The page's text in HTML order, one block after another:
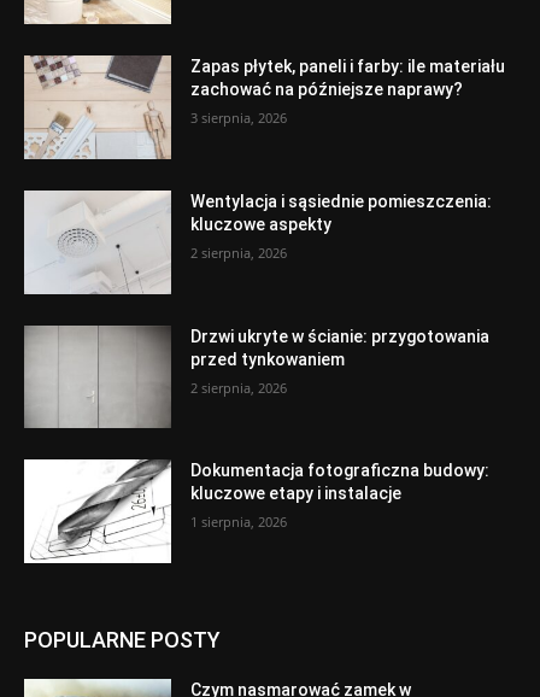
Zapas płytek, paneli i farby: ile materiału
zachować na późniejsze naprawy?
3 sierpnia, 2026
Wentylacja i sąsiednie pomieszczenia:
kluczowe aspekty
2 sierpnia, 2026
Drzwi ukryte w ścianie: przygotowania
przed tynkowaniem
2 sierpnia, 2026
Dokumentacja fotograficzna budowy:
kluczowe etapy i instalacje
1 sierpnia, 2026
POPULARNE POSTY
Czym nasmarować zamek w